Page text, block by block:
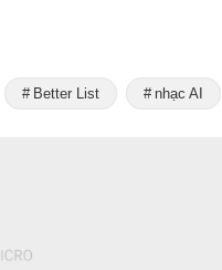
Better List nhạc AI